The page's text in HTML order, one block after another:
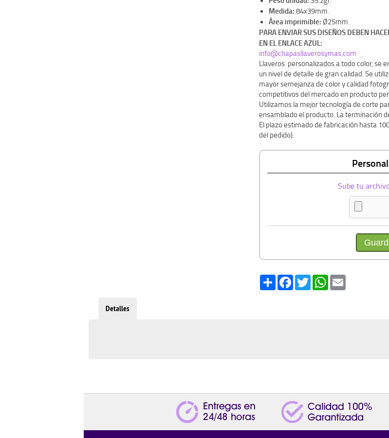
Medida:84x39mm.
Área imprimible:Ø25mm.
PARA ENVIAR SUS DISEÑOS DEBEN
EN EL ENLACE AZUL:
info@chapasllaverosymas.com
Llaveros personalizados a todo color, se
un nivel de detalle de gran calidad. Se
mayor semejanza de color y calidad
competitivos del mercado en producto
Utilizamos la mejor tecnología de corte
ensamblado el producto. La terminación
El plazo estimado de fabricación hasta
del pedido).
Sube tu
ShareFacebook
TwitterWhatsApp
Detalles